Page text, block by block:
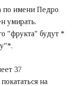
по имени Педро
умирать.
"фрукта" будут *
37
на